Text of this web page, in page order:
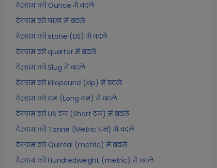
टेरग्राम को Ounce में बदलें
टेरग्राम को पाउंड में बदलें
टेरग्राम को stone (US) में बदलें
टेरग्राम को quarter में बदलें
टेरग्राम को Slug में बदलें
टेरग्राम को Kilopound (kip) में बदलें
टेरग्राम को टन (Long टन) में बदलें
टेरग्राम को US टन (Short टन) में बदलें
टेरग्राम को Tonne (Metric टन) में बदलें
टेरग्राम को Quintal (metric) में बदलें
टेरग्राम को Hundredweight (metric) में बदलें